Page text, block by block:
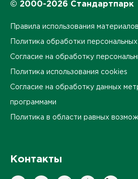
© 2000-2026 Стандартпарк
Правила использования
Политика обработки
Согласие на обработку
Политика использования cookies
Согласие на обработку данных
программами
Политика в области равных
Контакты